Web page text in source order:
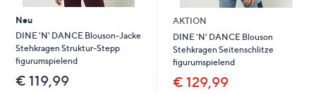
diese
anzuzeigen.
Neu
DINE 'N' DANCE Blouson-Jacke
Stehkragen Struktur-Stepp
figurumspielend
€ 119,99
AKTION
DINE 'N' DANCE Blouson
Stehkragen Seitenschlitze
figurumspielend
€ 129,99